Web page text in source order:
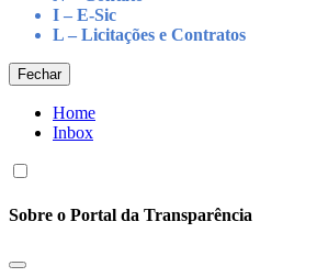
I – E-Sic
L – Licitações e Contratos
Fechar
Home
Inbox
Sobre o Portal da Transparência